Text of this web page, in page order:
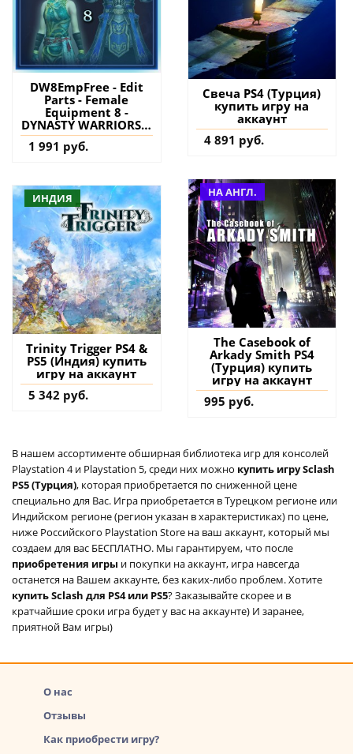
DW8EmpFree - Edit
Parts - Female
Equipment 8 -
DYNASTY WARRIORS 8
Empires PS4 (Турция)
купить дополнение
1 991 руб.
Свеча PS4 (Турция)
купить игру на
аккаунт
4 891 руб.
ИНДИЯ
Trinity Trigger PS4 &
PS5 (Индия) купить
игру на аккаунт
5 342 руб.
НА АНГЛ.
The Casebook of
Arkady Smith PS4
(Турция) купить
игру на аккаунт
995 руб.
В нашем ассортименте обширная библиотека игр для консолей
Playstation 4 и Playstation 5, среди них можно купить игру Sclash
PS5 (Турция), которая приобретается по сниженной цене
специально для Вас. Игра приобретается в Турецком регионе или
Индийском регионе (регион указан в характеристиках) по цене,
ниже Российского Playstation Store на ваш аккаунт, который мы
создаем для вас БЕСПЛАТНО. Мы гарантируем, что после
приобретения игры и покупки на аккаунт, игра навсегда
останется на Вашем аккаунте, без каких-либо проблем. Хотите
купить Sclash для PS4 или PS5? Заказывайте скорее и в
кратчайшие сроки игра будет у вас на аккаунте) И заранее,
приятной Вам игры)
О нас
Отзывы
Как приобрести игру?